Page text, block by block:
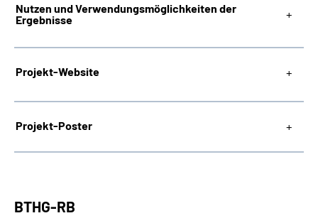
Nutzen und Verwendungsmöglichkeiten der
Ergebnisse
Projekt-Website
Projekt-Poster
BTHG-RB